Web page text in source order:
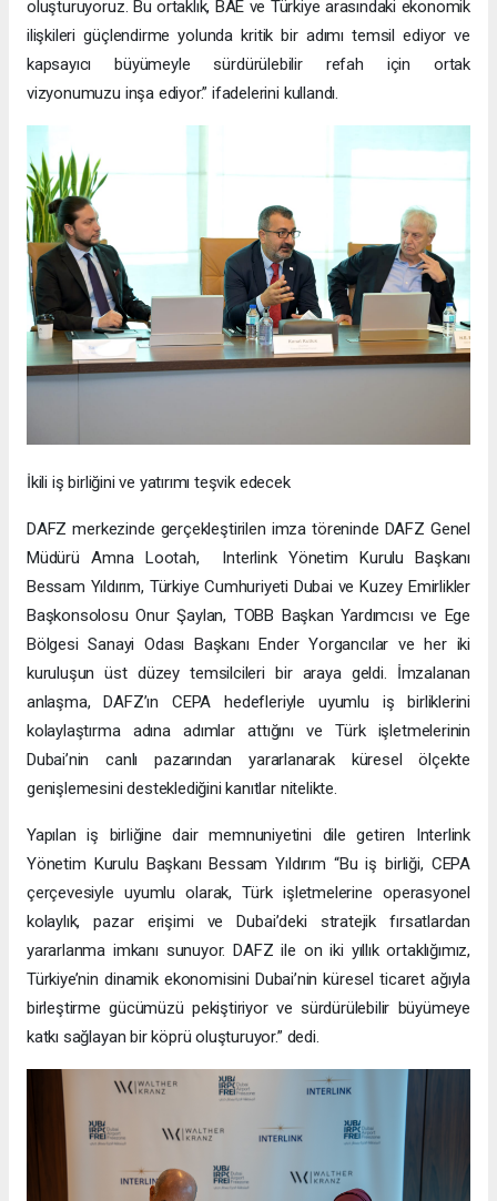
oluşturuyoruz. Bu ortaklık, BAE ve Türkiye arasındaki ekonomik
ilişkileri güçlendirme yolunda kritik bir adımı temsil ediyor ve
kapsayıcı büyümeyle sürdürülebilir refah için ortak
vizyonumuzu inşa ediyor.” ifadelerini kullandı.
İkili iş birliğini ve yatırımı teşvik edecek
DAFZ merkezinde gerçekleştirilen imza töreninde DAFZ Genel
Müdürü Amna Lootah, Interlink Yönetim Kurulu Başkanı
Bessam Yıldırım, Türkiye Cumhuriyeti Dubai ve Kuzey Emirlikler
Başkonsolosu Onur Şaylan, TOBB Başkan Yardımcısı ve Ege
Bölgesi Sanayi Odası Başkanı Ender Yorgancılar ve her iki
kuruluşun üst düzey temsilcileri bir araya geldi. İmzalanan
anlaşma, DAFZ’ın CEPA hedefleriyle uyumlu iş birliklerini
kolaylaştırma adına adımlar attığını ve Türk işletmelerinin
Dubai’nin canlı pazarından yararlanarak küresel ölçekte
genişlemesini desteklediğini kanıtlar nitelikte.
Yapılan iş birliğine dair memnuniyetini dile getiren Interlink
Yönetim Kurulu Başkanı Bessam Yıldırım “Bu iş birliği, CEPA
çerçevesiyle uyumlu olarak, Türk işletmelerine operasyonel
kolaylık, pazar erişimi ve Dubai’deki stratejik fırsatlardan
yararlanma imkanı sunuyor. DAFZ ile on iki yıllık ortaklığımız,
Türkiye’nin dinamik ekonomisini Dubai’nin küresel ticaret ağıyla
birleştirme gücümüzü pekiştiriyor ve sürdürülebilir büyümeye
katkı sağlayan bir köprü oluşturuyor.” dedi.